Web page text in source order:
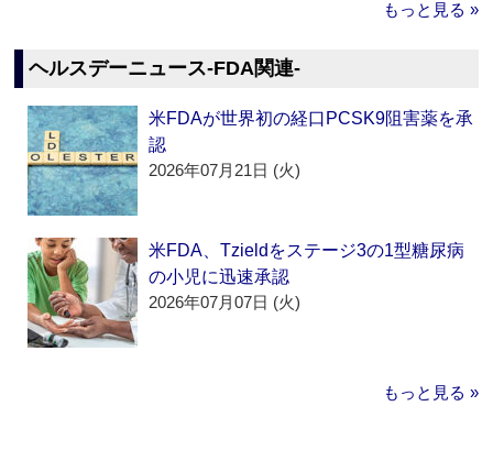
もっと見る »
ヘルスデーニュース‐FDA関連‐
米FDAが世界初の経口PCSK9阻害薬を承
認
2026年07月21日 (火)
米FDA、Tzieldをステージ3の1型糖尿病
の小児に迅速承認
2026年07月07日 (火)
もっと見る »